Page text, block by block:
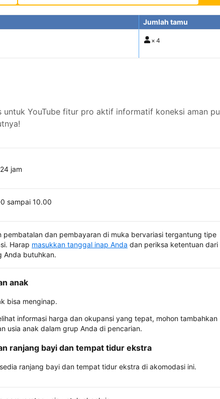
Jumlah tamu
× 4
untuk YouTube fitur pro aktif informatif koneksi aman
jam
sampai 10.00
pembatalan dan pembayaran di muka bervariasi tergantung tipe
Harap masukkan tanggal inap Anda dan periksa ketentuan dari
Anda butuhkan.
anak
bisa menginap.
informasi harga dan okupansi yang tepat, mohon tambahkan
usia anak dalam grup Anda di pencarian.
ranjang bayi dan tempat tidur ekstra
ranjang bayi dan tempat tidur ekstra di akomodasi ini.